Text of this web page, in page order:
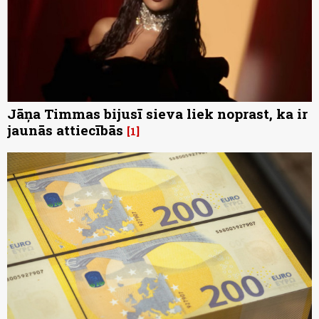
Jāņa Timmas bijusī sieva liek noprast, ka ir
jaunās attiecībās 1